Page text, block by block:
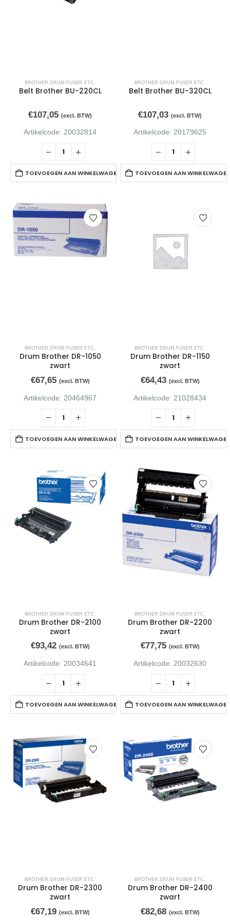
BROTHER DRUM FUSER ETC.
Belt Brother BU-220CL
€107,05 (excl. BTW)
Artikelcode: 20032814
TOEVOEGEN AAN WINKELWAGEN
BROTHER DRUM FUSER ETC.
Belt Brother BU-320CL
€107,03 (excl. BTW)
Artikelcode: 20179625
TOEVOEGEN AAN
BROTHER DRUM FUSER ETC.
Drum Brother DR-1050
zwart
€67,65 (excl. BTW)
Artikelcode: 20464967
TOEVOEGEN AAN WINKELWAGEN
BROTHER DRUM FUSER ETC.
Drum Brother DR-1150
zwart
€64,43 (excl. BTW)
Artikelcode: 21028434
TOEVOEGEN AAN
BROTHER DRUM FUSER ETC.
Drum Brother DR-2100
zwart
€93,42 (excl. BTW)
Artikelcode: 20034641
TOEVOEGEN AAN WINKELWAGEN
BROTHER DRUM FUSER ETC.
Drum Brother DR-2200
zwart
€77,75 (excl. BTW)
Artikelcode: 20032630
TOEVOEGEN AAN
BROTHER DRUM FUSER ETC.
Drum Brother DR-2300
zwart
€67,19 (excl. BTW)
BROTHER DRUM FUSER ETC.
Drum Brother DR-2400
zwart
€82,68 (excl. BTW)
€12,80 (excl. BTW)